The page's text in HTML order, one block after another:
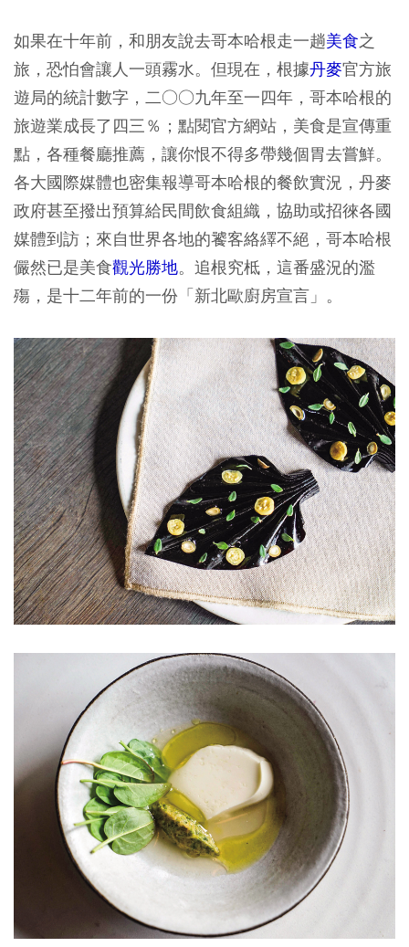
如果在十年前，和朋友說去哥本哈根走一趟美食之
旅，恐怕會讓人一頭霧水。但現在，根據丹麥官方旅
遊局的統計數字，二○○九年至一四年，哥本哈根的
旅遊業成長了四三％；點閱官方網站，美食是宣傳重
點，各種餐廳推薦，讓你恨不得多帶幾個胃去嘗鮮。
各大國際媒體也密集報導哥本哈根的餐飲實況，丹麥
政府甚至撥出預算給民間飲食組織，協助或招徠各國
媒體到訪；來自世界各地的饕客絡繹不絕，哥本哈根
儼然已是美食觀光勝地。追根究柢，這番盛況的濫
殤，是十二年前的一份「新北歐廚房宣言」。